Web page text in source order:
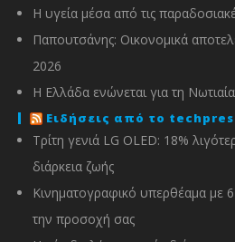
Η υγεία μέσα από τις
Παπουτσάνης: Οικονομικά
2026
Η Ελλάδα ενώνεται για τη
Ειδήσεις από το
Τρίτη γενιά LG OLED: 18%
διάρκεια ζωής
Κινηματογραφικό υπερθέαμα με
την προσοχή σας